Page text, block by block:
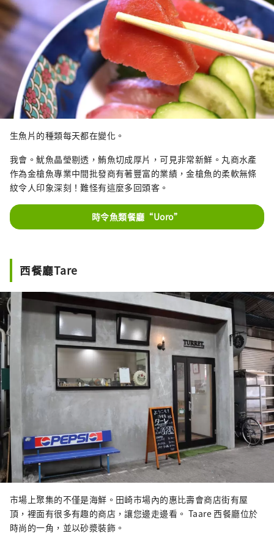
生魚片的種類每天都在變化。
我會。魷魚晶瑩剔透，鮪魚切成厚片，可見非常新鮮。丸商水產
作為金槍魚專業中間批發商有著豐富的業績，金槍魚的柔軟無條
紋令人印象深刻！難怪有這麼多回頭客。
時令魚類餐廳“Uoro”
西餐廳Tare
市場上聚集的不僅是海鮮。田崎市場內​​的惠比壽會商店街有屋
頂，裡面有很多有趣的商店，讓您邊走邊看。 Taare 西餐廳位於
時尚的一角，並以砂漿裝飾。